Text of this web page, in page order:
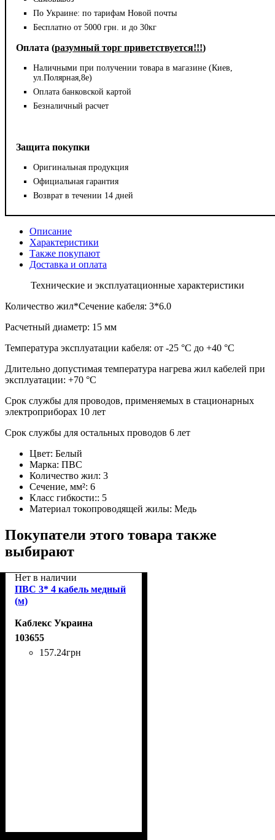
По Украине: по тарифам Новой почты
Бесплатно от 5000 грн. и до 30кг
Оплата (разумный торг приветствуется!!!)
Наличными при получении товара в магазине (Киев,
ул.Полярная,8е)
Оплата банковской картой
Безналичный расчет
Защита покупки
Оригинальная продукция
Официальная гарантия
Возврат в течении 14 дней
Описание
Характеристики
Также покупают
Доставка и оплата
Технические и эксплуатационные характеристики
Количество жил*Сечение кабеля: 3*6.0
Расчетный диаметр: 15 мм
Температура эксплуатации кабеля: от -25 °С до +40 °С
Длительно допустимая температура нагрева жил кабелей при
эксплуатации: +70 °С
Срок службы для проводов, применяемых в стационарных
электроприборах 10 лет
Срок службы для остальных проводов 6 лет
Цвет: Белый
Марка: ПВС
Количество жил: 3
Сечение, мм²: 6
Класс гибкости:: 5
Материал токопроводящей жилы: Медь
Покупатели этого товара также
выбирают
Нет в наличии
ПВС 3* 4 кабель медный
(м)
Каблекс Украина
103655
157.24грн